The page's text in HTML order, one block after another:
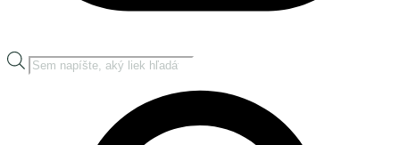
Products
search